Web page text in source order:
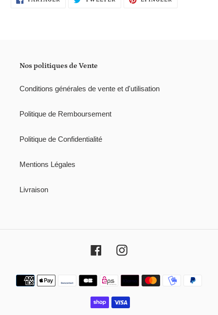
Nos politiques de Vente
Conditions générales de vente et d'utilisation
Politique de Remboursement
Politique de Confidentialité
Mentions Légales
Livraison
FacebookInstagram
Moyens
de
paiement